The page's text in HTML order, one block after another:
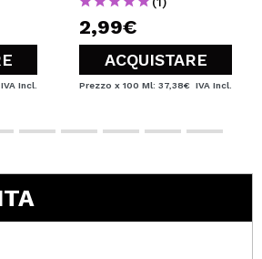
IVA Incl.
2,99€
ACQUISTARE
Prezzo x 100 Ml: 37,38€ IVA Incl.